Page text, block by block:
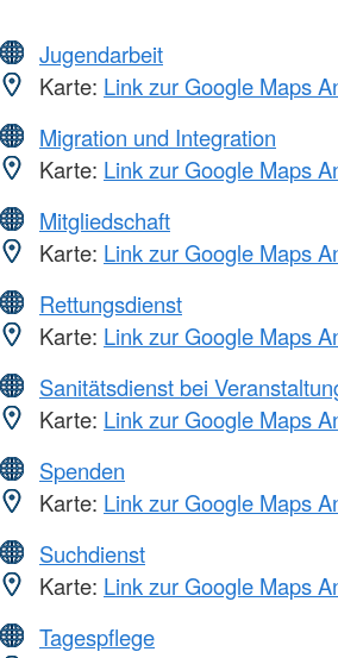
Jugendarbeit
Karte: Link zur Google Maps
Migration und Integration
Karte: Link zur Google Maps
Mitgliedschaft
Karte: Link zur Google Maps
Rettungsdienst
Karte: Link zur Google Maps
Sanitätsdienst bei
Karte: Link zur Google Maps
Spenden
Karte: Link zur Google Maps
Suchdienst
Karte: Link zur Google Maps
Tagespflege